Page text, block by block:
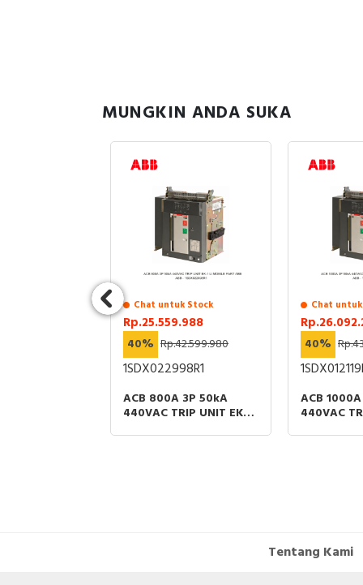
MUNGKIN ANDA SUKA
Chat untuk Stock
Rp.25.559.988
40% Rp.42.599.980
1SDX022998R1
ACB 800A 3P 50kA
440VAC TRIP UNIT EK-1
Chat
40%
ACB
440VAC
Tentang Kami